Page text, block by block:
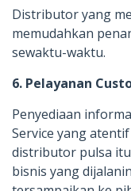
Distributor yang
memudahkan
sewaktu-waktu.
6. Pelayanan
Penyediaan
Service yang
distributor pulsa
bisnis yang